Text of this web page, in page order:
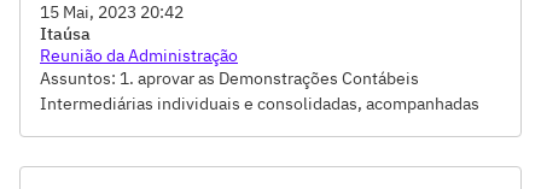
15 Mai, 2023 20:42
Itaúsa
Reunião da Administração
Assuntos: 1. aprovar as Demonstrações Contábeis
Intermediárias individuais e consolidadas, acompanhadas